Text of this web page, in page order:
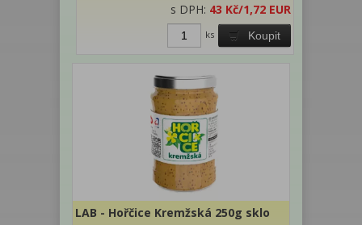
s DPH: 43 Kč/1,72 EUR
Koupit
ks
LAB - Hořčice Kremžská 250g sklo